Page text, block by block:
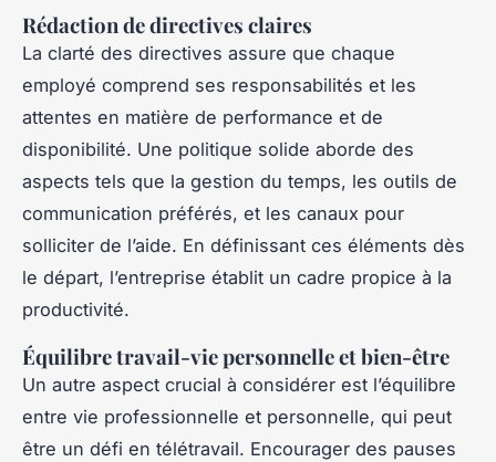
Rédaction de directives claires
La clarté des directives assure que chaque
employé comprend ses responsabilités et les
attentes en matière de performance et de
disponibilité. Une politique solide aborde des
aspects tels que la gestion du temps, les outils de
communication préférés, et les canaux pour
solliciter de l’aide. En définissant ces éléments dès
le départ, l’entreprise établit un cadre propice à la
productivité.
Équilibre travail-vie personnelle et bien-être
Un autre aspect crucial à considérer est l’équilibre
entre vie professionnelle et personnelle, qui peut
être un défi en télétravail. Encourager des pauses